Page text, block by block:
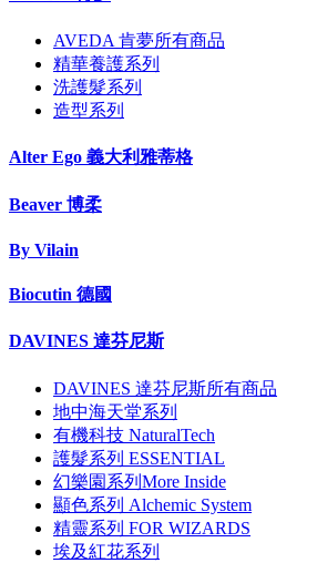
AVEDA 肯夢所有商品
精華養護系列
洗護髮系列
造型系列
Alter Ego 義大利雅蒂格
Beaver 博柔
By Vilain
Biocutin 德國
DAVINES 達芬尼斯
DAVINES 達芬尼斯所有商品
地中海天堂系列
有機科技 NaturalTech
護髮系列 ESSENTIAL
幻樂園系列More Inside
顯色系列 Alchemic System
精靈系列 FOR WIZARDS
埃及紅花系列